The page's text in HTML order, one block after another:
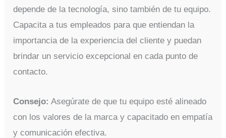
depende de la tecnología, sino también de tu equipo.
Capacita a tus empleados para que entiendan la
importancia de la experiencia del cliente y puedan
brindar un servicio excepcional en cada punto de
contacto.
Consejo: Asegúrate de que tu equipo esté alineado
con los valores de la marca y capacitado en empatía
y comunicación efectiva.